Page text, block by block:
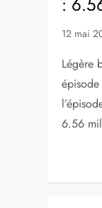
12 mai
Légère
6.56